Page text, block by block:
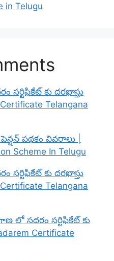
in Telugu
సర్టిఫికేట్ కు దరఖాస్తు
Telangana
పథకం వివరాలు |
Scheme In Telugu
సర్టిఫికేట్ కు దరఖాస్తు
Telangana
లో సదరం సర్టిఫికేట్ కు
Certificate